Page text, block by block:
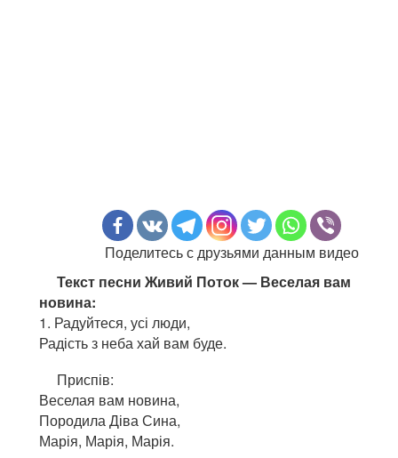
Поделитесь с друзьями данным видео
Текст песни Живий Поток — Веселая вам
новина:
1. Радуйтеся, усі люди,
Радість з неба хай вам буде.
Приспів:
Веселая вам новина,
Породила Діва Сина,
Марія, Марія, Марія.